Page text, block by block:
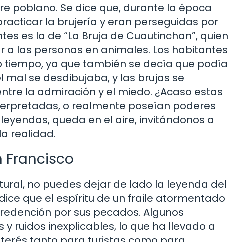
poblano. Se dice que, durante la época
la brujería y eran perseguidas por
es la de “La Bruja de Cuautinchan”, quien
las personas en animales. Los habitantes
ya que también se decía que podía
se desdibujaba, y las brujas se
la admiración y el miedo. ¿Acaso estas
o realmente poseían poderes
queda en el aire, invitándonos a
realidad.
Francisco
no puedes dejar de lado la leyenda del
que el espíritu de un fraile atormentado
por sus pecados. Algunos
ruidos inexplicables, lo que ha llevado a